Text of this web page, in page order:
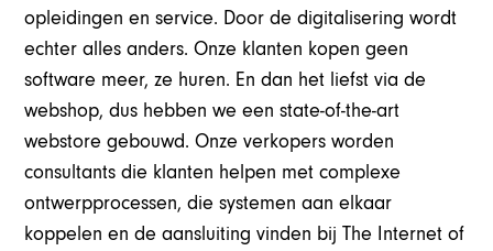
opleidingen en service. Door de digitalisering wordt
echter alles anders. Onze klanten kopen geen
software meer, ze huren. En dan het liefst via de
webshop, dus hebben we een state-of-the-art
webstore gebouwd. Onze verkopers worden
consultants die klanten helpen met complexe
ontwerpprocessen, die systemen aan elkaar
koppelen en de aansluiting vinden bij The Internet of